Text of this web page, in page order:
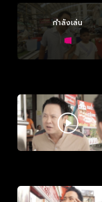
กำลังเล่น